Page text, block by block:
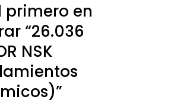
primero en
“26.036
NSK